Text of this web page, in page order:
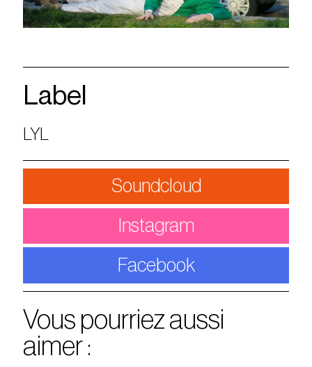
privatisations
Label
LYL
Soundcloud
Instagram
Facebook
Vous pourriez aussi
aimer :